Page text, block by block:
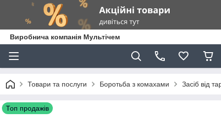
Виробнича компанія Мультічем
Товари та послуги Боротьба з комахами Засіб від
Топ продажів